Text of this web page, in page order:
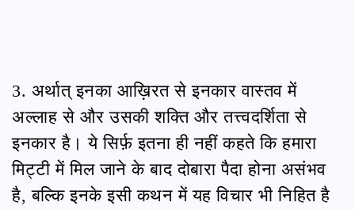
3. अर्थात् इनका आख़िरत से इनकार वास्तव में
अल्लाह से और उसकी शक्ति और तत्त्वदर्शिता से
इनकार है। ये सिर्फ़ इतना ही नहीं कहते कि हमारा
मिट्टी में मिल जाने के बाद दोबारा पैदा होना असंभव
है, बल्कि इनके इसी कथन में यह विचार भी निहित है